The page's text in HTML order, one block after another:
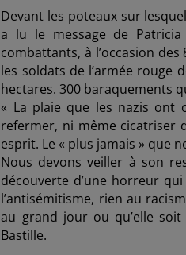
Devant les poteaux sur
a lu le message de
combattants, à l’occasion
les soldats de l’armée rouge
hectares. 300 baraquements
« La plaie que les nazis ont
refermer, ni même cicatriser
esprit. Le « plus jamais » que
Nous devons veiller à son
découverte d’une horreur
l’antisémitisme, rien au
au grand jour ou qu’elle soit
Bastille.